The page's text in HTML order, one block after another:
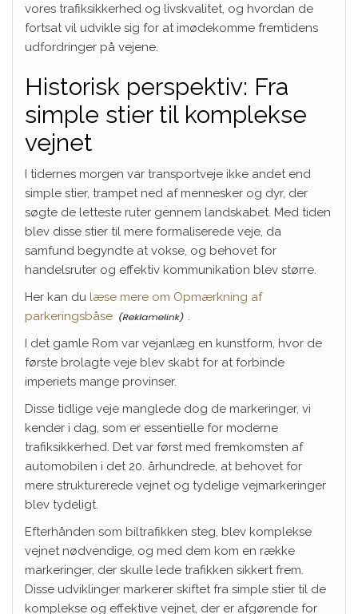
vores trafiksikkerhed og livskvalitet, og hvordan de
fortsat vil udvikle sig for at imødekomme fremtidens
udfordringer på vejene.
Historisk perspektiv: Fra
simple stier til komplekse
vejnet
I tidernes morgen var transportveje ikke andet end
simple stier, trampet ned af mennesker og dyr, der
søgte de letteste ruter gennem landskabet. Med tiden
blev disse stier til mere formaliserede veje, da
samfund begyndte at vokse, og behovet for
handelsruter og effektiv kommunikation blev større.
Her kan du læse mere om Opmærkning af
parkeringsbåse
.
I det gamle Rom var vejanlæg en kunstform, hvor de
første brolagte veje blev skabt for at forbinde
imperiets mange provinser.
Disse tidlige veje manglede dog de markeringer, vi
kender i dag, som er essentielle for moderne
trafiksikkerhed. Det var først med fremkomsten af
automobilen i det 20. århundrede, at behovet for
mere strukturerede vejnet og tydelige vejmarkeringer
blev tydeligt.
Efterhånden som biltrafikken steg, blev komplekse
vejnet nødvendige, og med dem kom en række
markeringer, der skulle lede trafikken sikkert frem.
Disse udviklinger markerer skiftet fra simple stier til de
komplekse og effektive vejnet, der er afgørende for